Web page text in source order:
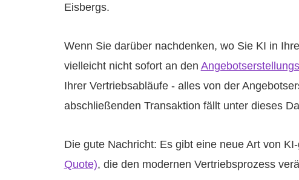
Eisbergs.
Wenn Sie darüber nachdenken, wo Sie KI in
vielleicht nicht sofort an den
Ihrer Vertriebsabläufe - alles von der
abschließenden Transaktion fällt unter dieses
Die gute Nachricht: Es gibt eine neue Art von
Quote), die den modernen Vertriebsprozess